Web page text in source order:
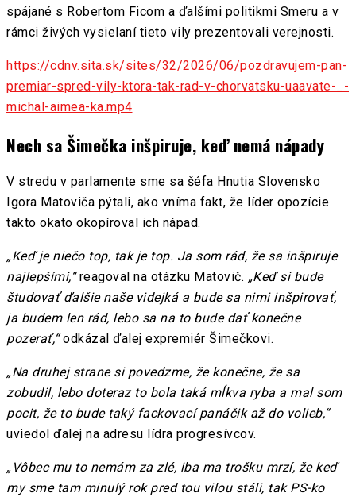
spájané s Robertom Ficom a ďalšími politikmi Smeru a v
rámci živých vysielaní tieto vily prezentovali verejnosti.
https://cdnv.sita.sk/sites/32/2026/06/pozdravujem-pan-
premiar-spred-vily-ktora-tak-rad-v-chorvatsku-uaavate-_-
michal-aimea-ka.mp4
Nech sa Šimečka inšpiruje, keď nemá nápady
V stredu v parlamente sme sa šéfa Hnutia Slovensko
Igora Matoviča pýtali, ako vníma fakt, že líder opozície
takto okato okopíroval ich nápad.
„Keď je niečo top, tak je top. Ja som rád, že sa inšpiruje
najlepšími,“reagoval na otázku Matovič. „Keď si bude
študovať ďalšie naše videjká a bude sa nimi inšpirovať,
ja budem len rád, lebo sa na to bude dať konečne
pozerať,“odkázal ďalej expremiér Šimečkovi.
„Na druhej strane si povedzme, že konečne, že sa
zobudil, lebo doteraz to bola taká mĺkva ryba a mal som
pocit, že to bude taký fackovací panáčik až do volieb,“
uviedol ďalej na adresu lídra progresívcov.
„Vôbec mu to nemám za zlé, iba ma trošku mrzí, že keď
my sme tam minulý rok pred tou vilou stáli, tak PS-ko